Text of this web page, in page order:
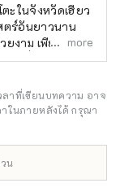
สถานที่
ละอีก 137
ให้เป็น ``ที่พัก
ตินัม''
ถึงรังไหม
เมื่อมองจาก
ตะในจังหวัดเฮียว
ตร์อันยาวนาน
งาม เพียงหนึ่ง
ถานที่หลีกหนีจาก
รู้จักกับสถานที่
รงแรม ร้าน
ๆ อีกมากมาย
more
ลาที่เขียนบทความ อาจ
ในภายหลังได้ กรุณา
น